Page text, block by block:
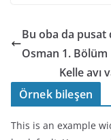
Bu oba da pusat
Osman 1. Bölüm
Kelle avı
Örnek bileşen
This is an example